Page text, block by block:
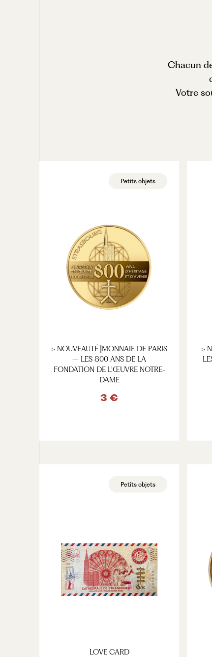
Chacun
Votre
Petits objets
> NOUVEAUTÉ⎥MONNAIE DE PARIS
– LES 800 ANS DE LA
FONDATION DE L’ŒUVRE NOTRE-
DAME
3 €
>
Petits objets
LOVE CARD